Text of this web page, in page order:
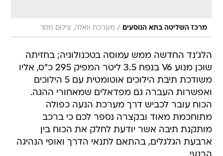
מרכז השליטה בתא הנוסעים / מערכת וואלה, צילום מסך
הלג'נד החדשה ממש עמוסה בטכנולוגיה; בחזיתה
שוכן מנוע V6 בנפח 3.5 ליטר המפיק 295 כ"ס, אליו
משודכת תיבת הילוכים אוטומטית עם 5 הילוכים
ואפשרות העברה גם מפדאלים שמאחורי ההגה.
הכוח עובר לכביש דרך מערכת הנעה כפולה
מתוחכמת מאוד ובקצרה נספר לכם כי ברכב
מותקנת תיבה אשר יודעת לחלק את הכוח בין
ארבעת הגלגלים, בהתאם לתנאי הדרך ואופי הנהיגה